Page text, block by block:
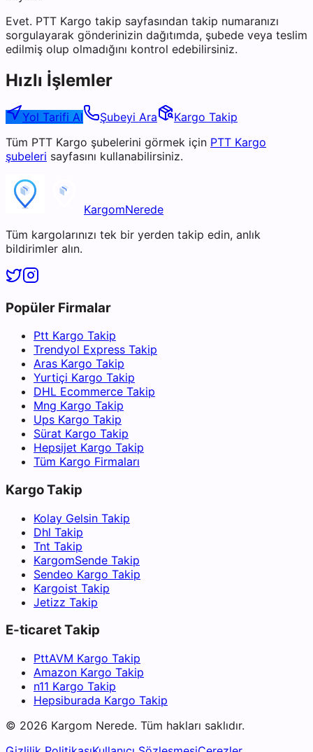
Evet. PTT Kargo takip sayfasından takip numaranızı
sorgulayarak gönderinizin dağıtımda, şubede veya teslim
edilmiş olup olmadığını kontrol edebilirsiniz.
Hızlı İşlemler
Yol Tarifi Al Şubeyi Ara
Kargo Takip
Tüm PTT Kargo şubelerini görmek için PTT Kargo
şubeleri sayfasını kullanabilirsiniz.
KargomNerede
Tüm kargolarınızı tek bir yerden takip edin, anlık
bildirimler alın.
Popüler Firmalar
Ptt Kargo Takip
Trendyol Express Takip
Aras Kargo Takip
Yurtiçi Kargo Takip
DHL Ecommerce Takip
Mng Kargo Takip
Ups Kargo Takip
Sürat Kargo Takip
Hepsijet Kargo Takip
Tüm Kargo Firmaları
Kargo Takip
Kolay Gelsin Takip
Dhl Takip
Tnt Takip
KargomSende Takip
Sendeo Kargo Takip
Kargoist Takip
Jetizz Takip
E-ticaret Takip
PttAVM Kargo Takip
Amazon Kargo Takip
n11 Kargo Takip
Hepsiburada Kargo Takip
© 2026 Kargom Nerede. Tüm hakları saklıdır.